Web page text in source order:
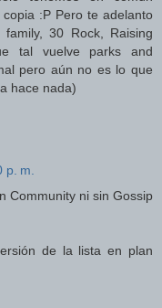
:P Pero te adelanto
30 Rock, Raising
tal vuelve parks and
pero aún no es lo que
hace nada)
p. m.
Community ni sin Gossip
de la lista en plan